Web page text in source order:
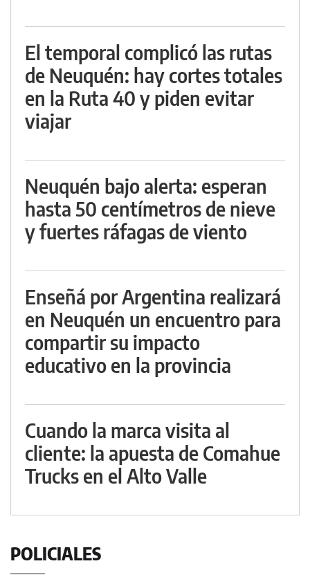
El temporal complicó las rutas
de Neuquén: hay cortes totales
en la Ruta 40 y piden evitar
viajar
Neuquén bajo alerta: esperan
hasta 50 centímetros de nieve
y fuertes ráfagas de viento
Enseñá por Argentina realizará
en Neuquén un encuentro para
compartir su impacto
educativo en la provincia
Cuando la marca visita al
cliente: la apuesta de Comahue
Trucks en el Alto Valle
POLICIALES